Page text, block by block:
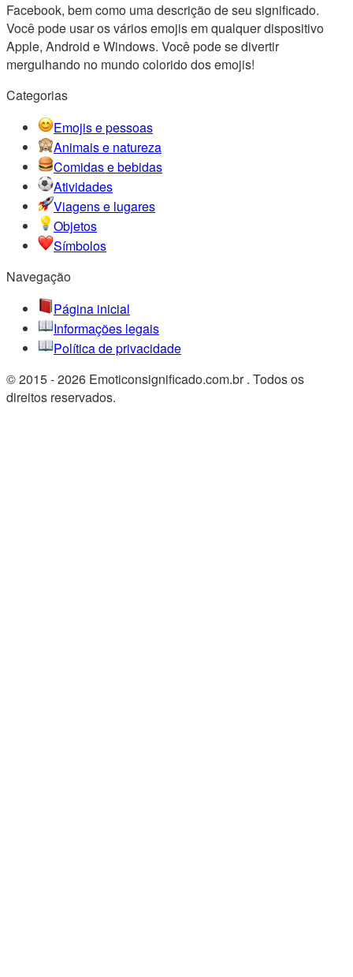
Facebook, bem como uma descrição de seu significado.
Você pode usar os vários emojis em qualquer dispositivo
Apple, Android e Windows. Você pode se divertir
mergulhando no mundo colorido dos emojis!
Categorias
Emojis e pessoas
Animais e natureza
Comidas e bebidas
Atividades
Viagens e lugares
Objetos
Símbolos
Navegação
Página inicial
Informações legais
Política de privacidade
© 2015 - 2026 Emoticonsignificado.com.br . Todos os
direitos reservados.